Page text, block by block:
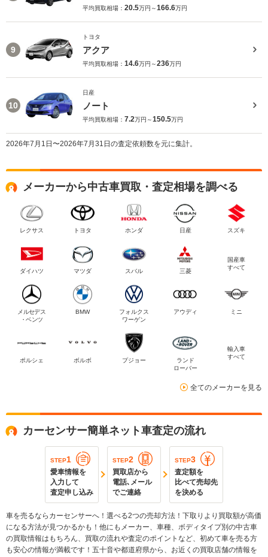
平均買取相場： 20.5万円～166.6万円
9
トヨタ
アクア
平均買取相場： 14.6万円～236万円
10
日産
ノート
平均買取相場： 7.2万円～150.5万円
2026年7月1日〜2026年7月31日の査定依頼数を元に集計。
メーカーから中古車買取・査定相場を調べる
レクサス トヨタ ホンダ 日産 スズキ
ダイハツ マツダ スバル 三菱
国産車
すべて
メルセデス
・ベンツ
BMW
フォルクス
ワーゲン
アウディ ミニ
ポルシェ ボルボ プジョー
ランド
ローバー
輸入車
すべて
全てのメーカーを見る
カーセンサー簡単ネット車査定の流れ
STEP1
愛車情報を
入力して
査定申し込み
STEP2
買取店から
電話､メール
でご連絡
STEP3
査定額を
比べて売却先
を決める
車を売るならカーセンサーへ！選べる2つの売却方法！下取りより買取額が高価
になる方法が見つかるかも！他にもメーカー、車種、ボディタイプ別の中古車
の買取情報はもちろん、買取の流れや査定のポイントなど、初めて車を売る方
も安心の情報が満載です！五十音や都道府県から、お近くの買取店舗の情報を